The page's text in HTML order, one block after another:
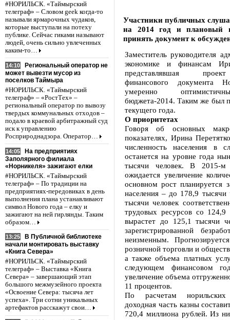
#НОРИЛЬСК. «Таймырский
телеграф» – Словом geek когда-то
называли ярмарочных чудаков,
которые выступали на потеху
публике. Сейчас гиками называют
людей, очень сильно увлеченных
каким-то…
14:10
Региональный оператор не
может вывезти мусор из
поселков Таймыра
#НОРИЛЬСК. «Таймырский
телеграф» – «РостТех» –
региональный оператор по вывозу
твердых коммунальных отходов –
подало в краевой арбитражный суд
иск к управлению
Росприроднадзора. Оператор…
14:05
На предприятиях
Заполярного филиала
«Норникеля» зажигают елки
#НОРИЛЬСК. «Таймырский
телеграф» – По традиции на
предприятиях-передовиках в день
выполнения плана устанавливают
символ Нового года – елку и
зажигают на ней гирлянды. Таким
образом…
13:25
В Публичной библиотеке
начали монтировать выставку
«Книга Севера»
#НОРИЛЬСК. «Таймырский
телеграф» – Выставка «Книга
Севера» – завершающий этап
большого межмузейного проекта
«Освоение Севера: тысяча лет
успеха». Три сотни уникальных
артефактов расскажут свои…
Участники публичных
на 2014 год и плановый
принять документ к
Заместитель руководителя
экономике и финансам
представлявшая
финансового документа
умеренно
бюджета-2014. Таким же был
текущего года.
О приоритетах
Говоря об основных
показателях, Ирина
численность населения в
останется на уровне года
тысячи человек. В 2015-
ожидается увеличение
основном рост планируется
населения – до 178,9 тысячи
тысячи человек
трудовых ресурсов со 124,9
вырастет до 125,1 тысячи
зарегистрированной
неизменным.
розничной торговли и
а также объема платных
следующем финансовом
увеличение объема
11 процентов.
По расчетам норильских
доходная часть казны
720,4 миллиона рублей. Из